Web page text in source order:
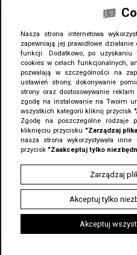
Nasza strona internetowa
zapewniają jej prawidłowe
funkcji. Dodatkowo, po uzyskaniu
cookies w celach funkcjonalnych,
pozwalają w szczególności na
ustawień strony, dokonywanie
strony oraz dostosowywanie
zgodę na instalowanie na Twoim
wszystkich kategorii kliknij przycisk
Zgodę na poszczególne rodzaje
kliknięciu przycisku "Zarządzaj
nasza strona wykorzystywała
przycisk "Zaakceptuj tylko
Zarządzaj
Akceptuj tylko
Akceptuj